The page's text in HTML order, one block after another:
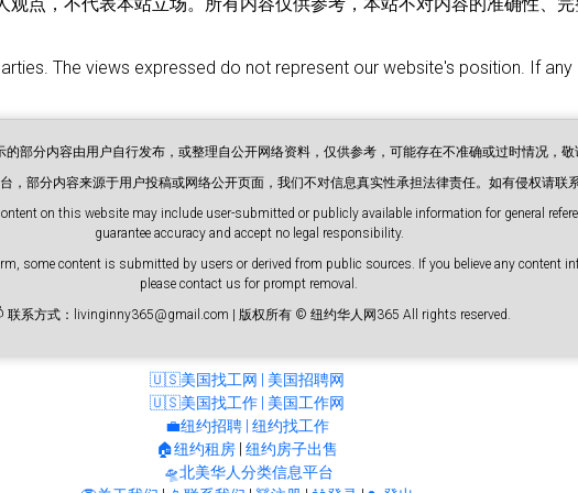
The views expressed do not represent our website's position. If
的部分内容由用户自行发布，或整理自公开网络资料，仅供参考，可能存在不准确或过时情况，敬
，部分内容来源于用户投稿或网络公开页面，我们不对信息真实性承担法律责任。如有侵权请联系
on this website may include user-submitted or publicly available information for general
guarantee accuracy and accept no legal responsibility.
some content is submitted by users or derived from public sources. If you believe any content
please contact us for prompt removal.
联系方式：livinginny365@gmail.com | 版权所有 © 纽约华人网365 All rights reserved.
🇺🇸美国找工网 | 美国招聘网
🇺🇸美国找工作 | 美国工作网
💼纽约招聘 | 纽约找工作
🏠纽约租房 纽约房子出售
🛸北美华人分类信息平台